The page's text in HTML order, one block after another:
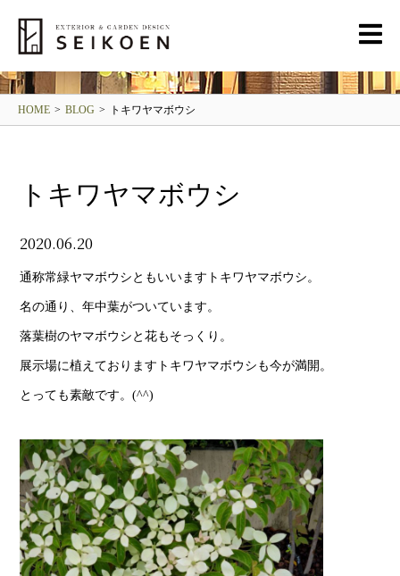
HOME > BLOG > トキワヤマボウシ
トキワヤマボウシ
2020.06.20
通称常緑ヤマボウシともいいますトキワヤマボウシ。
名の通り、年中葉がついています。
落葉樹のヤマボウシと花もそっくり。
展示場に植えておりますトキワヤマボウシも今が満開。
とっても素敵です。(^^)